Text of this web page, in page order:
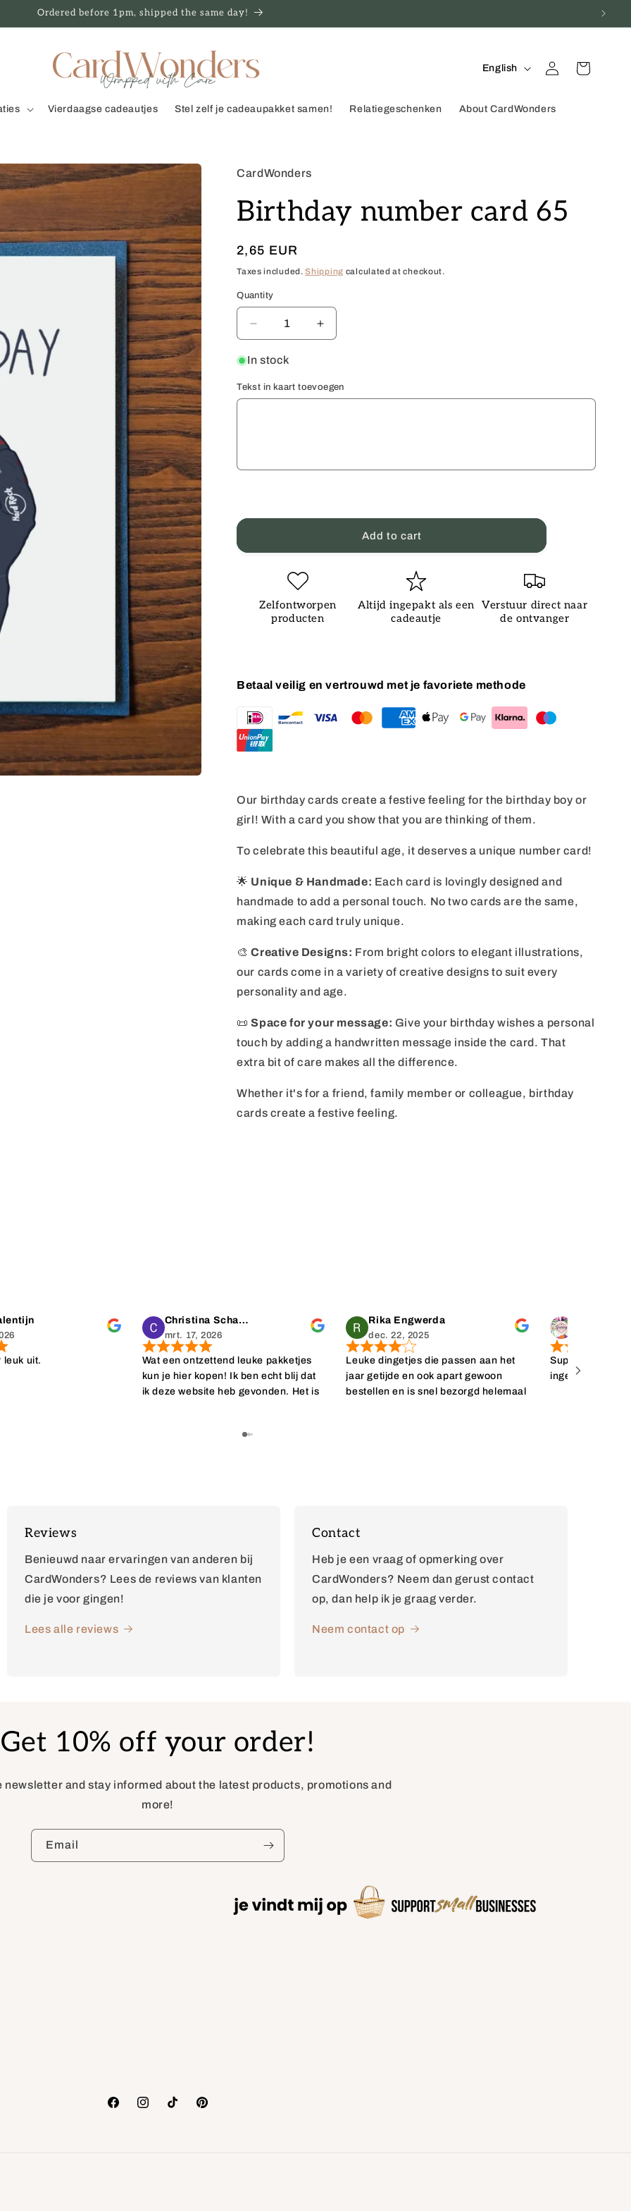
Ordered before 1pm, shipped the same day!
Vierdaagse cadeautjes Stel zelf je cadeaupakket samen! Relatiegeschenken About CardWonders
n
e
English
in
Cart
CardWonders
Birthday number card 65
Regular
price
2,65 EUR
Taxes included.Shipping calculated at checkout.
Quantity
Quantity
Decrease
quantity
for
number
card
Increase
quantity
number
card
In stock
Tekst in kaart toevoegen
Add to cart
Zelfontworpen
producten
Altijd ingepakt als een
cadeautje
Verstuur direct naar
de ontvanger
Betaal veilig en vertrouwd met je favoriete methode
Our birthday cards create a festive feeling for the birthday boy or
girl! With a card you show that you are thinking of them.
To celebrate this beautiful age, it deserves a unique number card!
🌟 Unique & Handmade: Each card is lovingly designed and
handmade to add a personal touch. No two cards are the same,
making each card truly unique.
🎨 Creative Designs: From bright colors to elegant illustrations,
our cards come in a variety of creative designs to suit every
personality and age.
📜 Space for your message: Give your birthday wishes a personal
touch by adding a handwritten message inside the card. That
extra bit of care makes all the difference.
Whether it's for a friend, family member or colleague, birthday
cards create a festive feeling.
leuk uit.
Christina Schaap
mrt. 17, 2026
Wat een ontzettend leuke pakketjes
kun je hier kopen! Ik ben echt blij dat
ik deze website heb gevonden. Het is
bestellingen ook nog eens superleuk
Rika Engwerda
dec. 22, 2025
Leuke dingetjes die passen aan het
jaar getijde en ook apart gewoon
bestellen en is snel bezorgd helemaal
Super snelle
ingepakt. Erg
Reviews
Benieuwd naar ervaringen van anderen bij
CardWonders? Lees de reviews van klanten
die je voor gingen!
Lees alle reviews
Contact
Heb je een vraag of opmerking over
CardWonders? Neem dan gerust contact
op, dan help ik je graag verder.
Neem contact op
Get 10% off your order!
newsletter and stay informed about the latest products, promotions and
more!
Email
FacebookInstagramTikTok Pinterest